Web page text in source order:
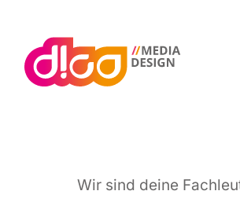
springen
Wir sind dei­ne